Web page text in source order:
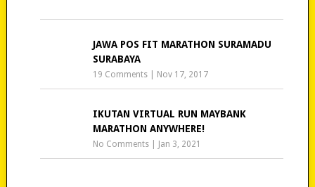
JAWA POS FIT MARATHON SURAMADU
SURABAYA
19 Comments Nov 17, 2017
IKUTAN VIRTUAL RUN MAYBANK
MARATHON ANYWHERE!
No Comments Jan 3, 2021